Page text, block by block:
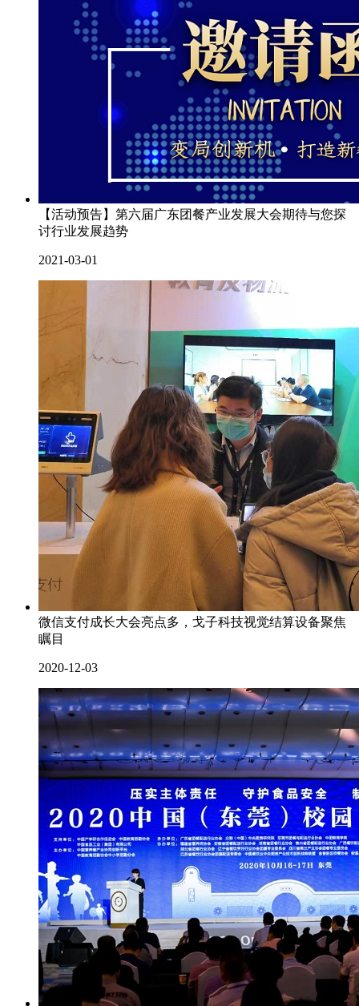
【活动预告】第六届广东团餐产业发展大会期待与您探
讨行业发展趋势
2021-03-01
微信支付成长大会亮点多，戈子科技视觉结算设备聚焦
瞩目
2020-12-03